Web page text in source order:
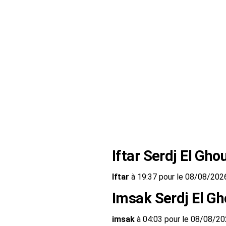
Iftar Serdj El
Iftar à 19:37 pour le 08/08/
Imsak Serdj El
imsak à 04:03 pour le 08/08/